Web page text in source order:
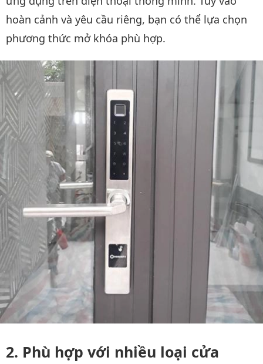
hoàn cảnh và yêu cầu riêng, bạn có thể lựa chọn
phương thức mở khóa phù hợp.
Phù hợp với nhiều loại cửa